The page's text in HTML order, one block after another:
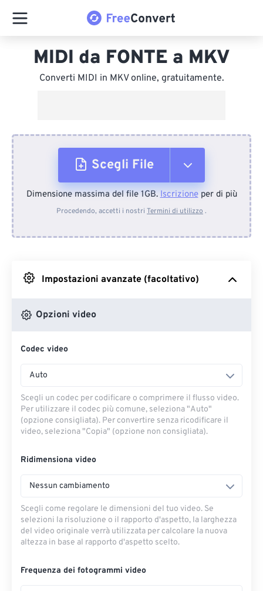
MIDI da FONTE a MKV
Converti MIDI in MKV online, gratuitamente.
Scegli File
Dal dispositivo
Da Google Drive
Dimensione massima del file 1GB.Iscrizioneper di più
Procedendo, accetti i nostri Termini di utilizzo .
Impostazioni avanzate (facoltativo)
Opzioni video
Codec video
Auto
Scegli un codec per codificare o comprimere il flusso video.
Per utilizzare il codec più comune, seleziona "Auto"
(opzione consigliata). Per convertire senza ricodificare il
video, seleziona "Copia" (opzione non consigliata).
Ridimensiona video
Nessun cambiamento
Scegli come regolare le dimensioni del tuo video. Se
selezioni la risoluzione o il rapporto d'aspetto, la larghezza
del video originale verrà utilizzata per calcolare la nuova
altezza in base al rapporto d'aspetto scelto.
Frequenza dei fotogrammi video